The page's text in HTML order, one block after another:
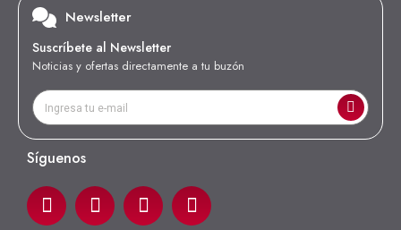
Newsletter
Suscríbete al Newsletter
Noticias y ofertas directamente a tu buzón
Síguenos